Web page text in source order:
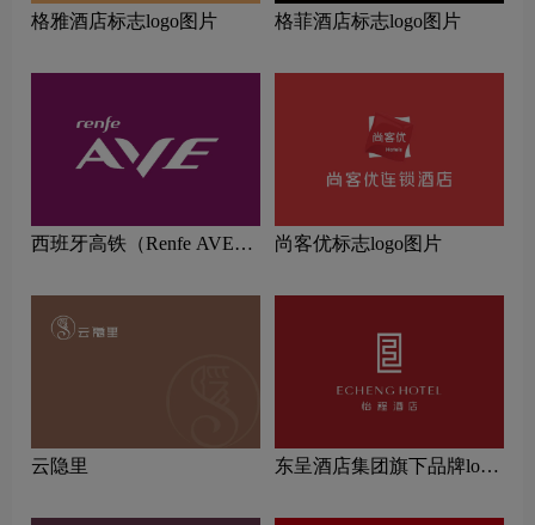
格雅酒店标志logo图片 格菲酒店标志logo图片
西班牙高铁（Renfe AVE）
尚客优标志logo图片
云隐里
东呈酒店集团旗下品牌logo